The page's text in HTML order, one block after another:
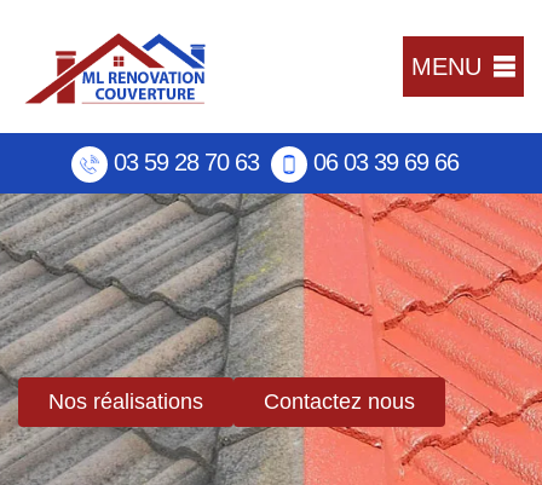
MENU
03 59 28 70 63 06 03 39 69 66
Nos réalisations Contactez nous